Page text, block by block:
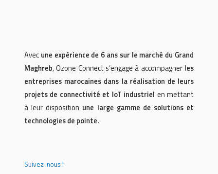
Avec une expérience de 6 ans sur le marché du Grand
Maghreb, Ozone Connect s’engage à accompagner les
entreprises marocaines dans la réalisation de leurs
projets de connectivité et IoT industriel en mettant
à leur disposition une large gamme de solutions et
technologies de pointe.
Suivez-nous !